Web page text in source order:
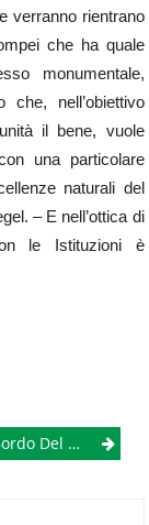
verranno rientrano
che ha quale
monumentale,
nell’obiettivo
il bene, vuole
una particolare
naturali del
– E nell’ottica di
le Istituzioni è
Recava Dal Ginecologo